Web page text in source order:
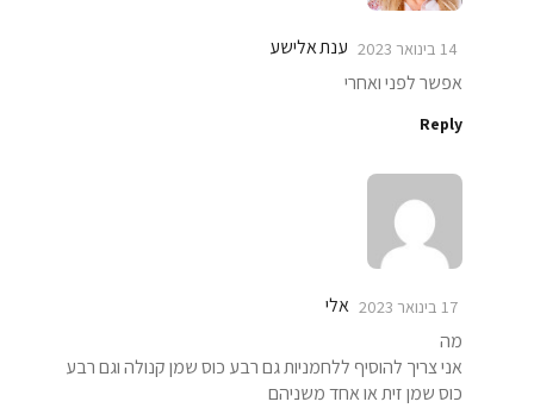
ענת אלישע 14 בינואר 2023
אפשר לפני ואחרי
Reply
אלי 17 בינואר 2023
מה
אני צריך להוסיף ללחמניות גם רבע כוס שמן קנולה וגם רבע
כוס שמן זית או אחד משניהם